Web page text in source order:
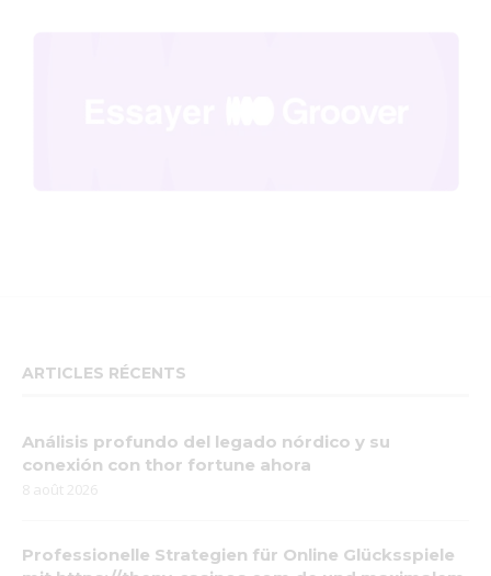
ARTICLES RÉCENTS
Análisis profundo del legado nórdico y su
conexión con thor fortune ahora
8 août 2026
Professionelle Strategien für Online Glücksspiele